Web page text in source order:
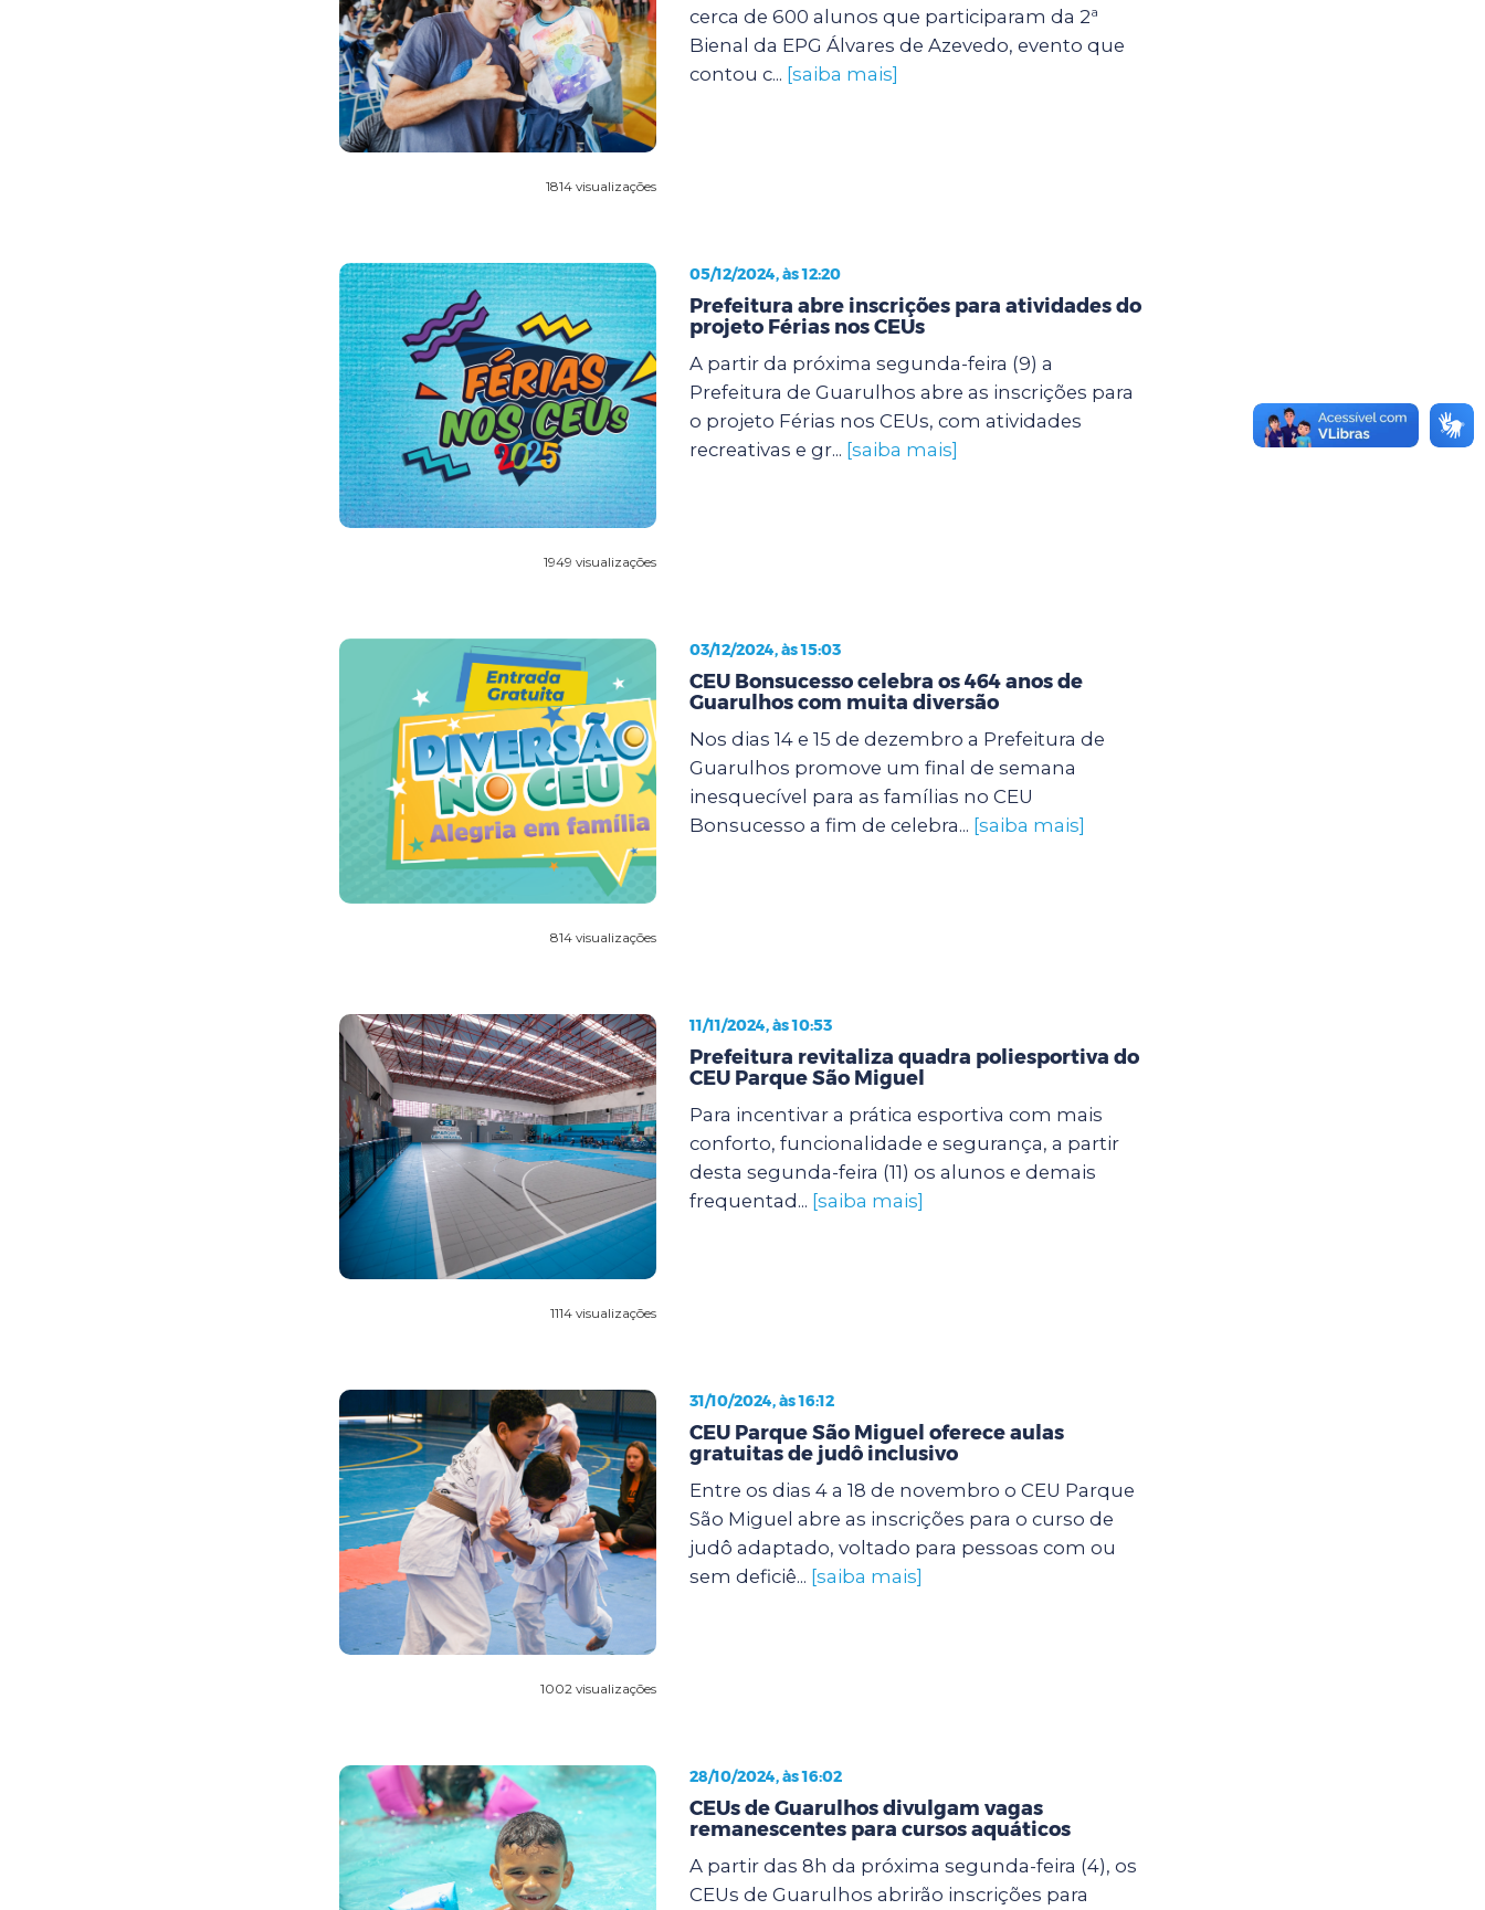
1814 visualizações
cerca de 600 alunos que participaram da 2ª
Bienal da EPG Álvares de Azevedo, evento que
contou c... [saiba mais]
1949 visualizações
05/12/2024, às 12:20
Prefeitura abre inscrições para atividades do
projeto Férias nos CEUs
A partir da próxima segunda-feira (9) a
Prefeitura de Guarulhos abre as inscrições para
o projeto Férias nos CEUs, com atividades
recreativas e gr... [saiba mais]
814 visualizações
03/12/2024, às 15:03
CEU Bonsucesso celebra os 464 anos de
Guarulhos com muita diversão
Nos dias 14 e 15 de dezembro a Prefeitura de
Guarulhos promove um final de semana
inesquecível para as famílias no CEU
Bonsucesso a fim de celebra... [saiba mais]
1114 visualizações
11/11/2024, às 10:53
Prefeitura revitaliza quadra poliesportiva do
CEU Parque São Miguel
Para incentivar a prática esportiva com mais
conforto, funcionalidade e segurança, a partir
desta segunda-feira (11) os alunos e demais
frequentad... [saiba mais]
1002 visualizações
31/10/2024, às 16:12
CEU Parque São Miguel oferece aulas
gratuitas de judô inclusivo
Entre os dias 4 a 18 de novembro o CEU Parque
São Miguel abre as inscrições para o curso de
judô adaptado, voltado para pessoas com ou
sem deficiê... [saiba mais]
28/10/2024, às 16:02
CEUs de Guarulhos divulgam vagas
remanescentes para cursos aquáticos
A partir das 8h da próxima segunda-feira (4), os
CEUs de Guarulhos abrirão inscrições para